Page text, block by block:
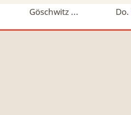
Göschwitz ... Do.